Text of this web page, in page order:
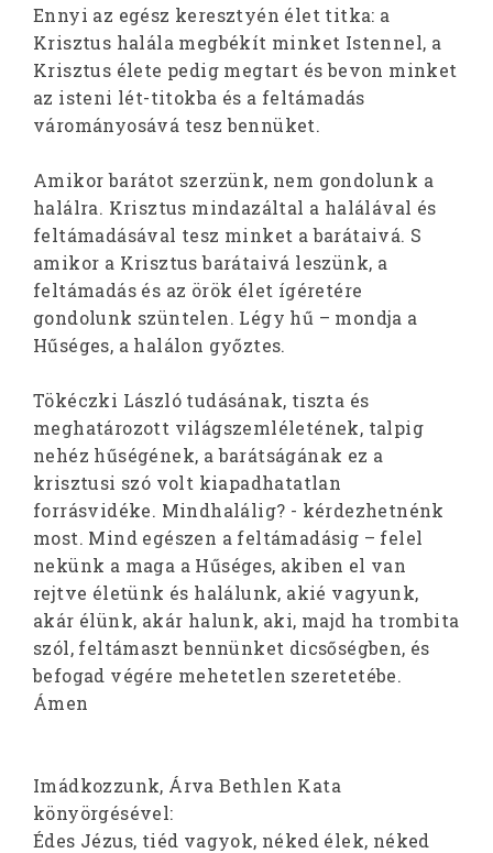
Ennyi az egész keresztyén élet titka: a
Krisztus halála megbékít minket Istennel, a
Krisztus élete pedig megtart és bevon minket
az isteni lét-titokba és a feltámadás
várományosává tesz bennüket.
Amikor barátot szerzünk, nem gondolunk a
halálra. Krisztus mindazáltal a halálával és
feltámadásával tesz minket a barátaivá. S
amikor a Krisztus barátaivá leszünk, a
feltámadás és az örök élet ígéretére
gondolunk szüntelen. Légy hű – mondja a
Hűséges, a halálon győztes.
Tökéczki László tudásának, tiszta és
meghatározott világszemléletének, talpig
nehéz hűségének, a barátságának ez a
krisztusi szó volt kiapadhatatlan
forrásvidéke. Mindhalálig? - kérdezhetnénk
most. Mind egészen a feltámadásig – felel
nekünk a maga a Hűséges, akiben el van
rejtve életünk és halálunk, akié vagyunk,
akár élünk, akár halunk, aki, majd ha trombita
szól, feltámaszt bennünket dicsőségben, és
befogad végére mehetetlen szeretetébe.
Ámen
Imádkozzunk, Árva Bethlen Kata
könyörgésével:
Édes Jézus, tiéd vagyok, néked élek, néked